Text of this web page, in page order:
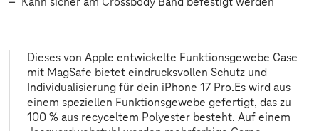
Dieses von Apple entwickelte Funktions­gewebe Case
mit MagSafe bietet eindrucks­vollen Schutz und
Individualisierung für dein iPhone 17 Pro.Es wird aus
einem speziellen Funktions­gewebe gefertigt, das zu
100 % aus recyceltem Polyester besteht. Auf einem